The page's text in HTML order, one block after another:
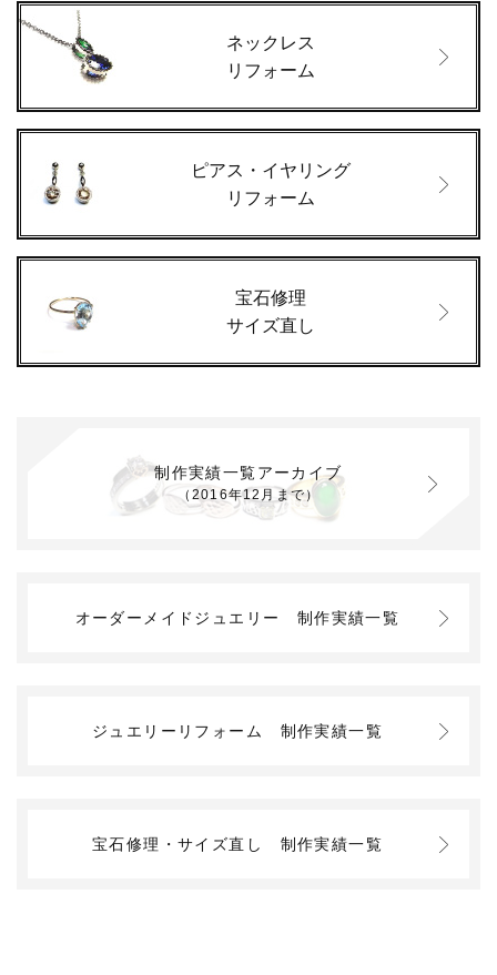
ネックレス
リフォーム
ピアス・イヤリング
リフォーム
宝石修理
サイズ直し
制作実績一覧アーカイブ
（2016年12月まで）
オーダーメイドジュエリー 制作実績一覧
ジュエリーリフォーム 制作実績一覧
宝石修理・サイズ直し 制作実績一覧